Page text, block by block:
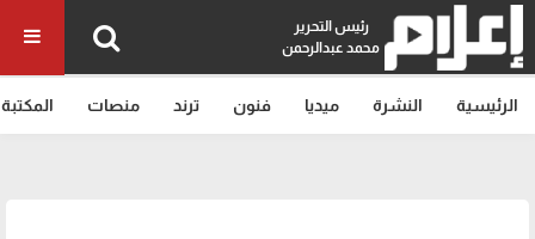
رئيس التحرير
محمد عبدالرحمن
الرئيسية النشرة ميديا فنون ترند منصات المكتبة